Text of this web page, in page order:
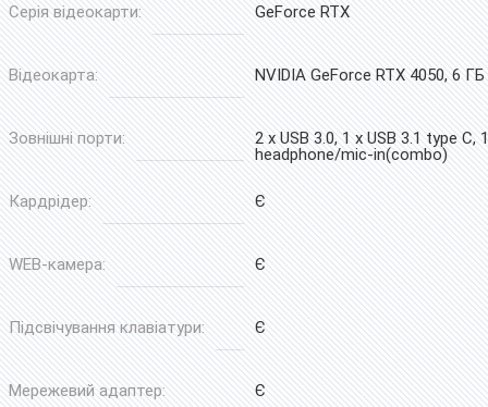
Серія відеокарти: GeForce RTX
Відеокарта: NVIDIA GeForce RTX 4050, 6 ГБ
Зовнішні порти:
2 x USB 3.0, 1 x USB 3.1 type C,
headphone/mic-in(combo)
Кардрідер: Є
WEB-камера: Є
Підсвічування клавіатури: Є
Мережевий адаптер: Є